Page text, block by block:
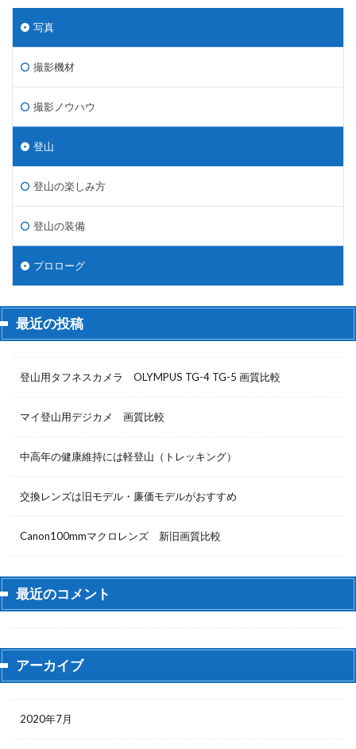
写真
撮影機材
撮影ノウハウ
登山
登山の楽しみ方
登山の装備
プロローグ
最近の投稿
登山用タフネスカメラ OLYMPUS TG-4 TG-5 画質比較
マイ登山用デジカメ 画質比較
中高年の健康維持には軽登山（トレッキング）
交換レンズは旧モデル・廉価モデルがおすすめ
Canon100mmマクロレンズ 新旧画質比較
最近のコメント
アーカイブ
2020年7月